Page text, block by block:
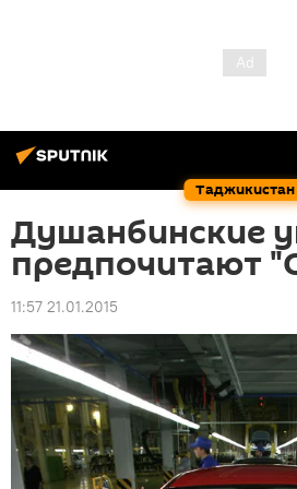
Таджикистан
Душанбинские
предпочитают
11:57 21.01.2015